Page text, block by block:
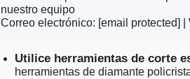
nuestro equipo
Correo electrónico: [email protected]
Utilice herramientas de corte
herramientas de diamante